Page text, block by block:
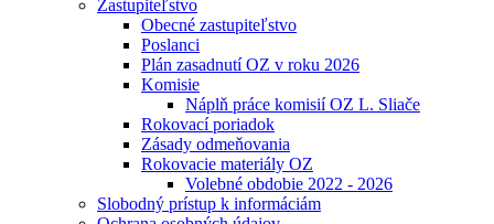
Zastupiteľstvo
Obecné zastupiteľstvo
Poslanci
Plán zasadnutí OZ v roku 2026
Komisie
Náplň práce komisií OZ L. Sliače
Rokovací poriadok
Zásady odmeňovania
Rokovacie materiály OZ
Volebné obdobie 2022 - 2026
Slobodný prístup k informáciám